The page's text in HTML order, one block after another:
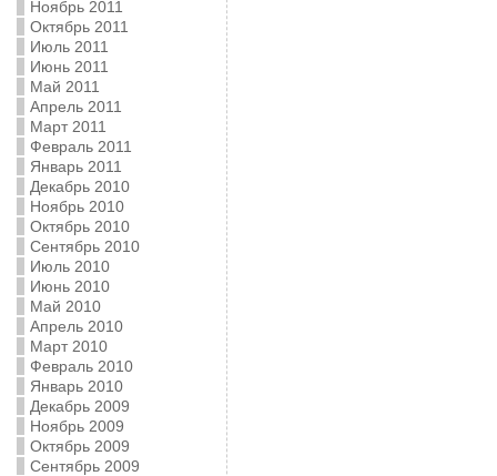
Ноябрь 2011
Октябрь 2011
Июль 2011
Июнь 2011
Май 2011
Апрель 2011
Март 2011
Февраль 2011
Январь 2011
Декабрь 2010
Ноябрь 2010
Октябрь 2010
Сентябрь 2010
Июль 2010
Июнь 2010
Май 2010
Апрель 2010
Март 2010
Февраль 2010
Январь 2010
Декабрь 2009
Ноябрь 2009
Октябрь 2009
Сентябрь 2009